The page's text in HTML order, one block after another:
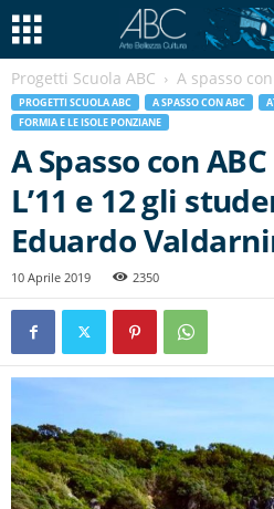
Progetti Scuola ABC A spasso con
PROGETTI SCUOLA ABC A SPASSO CON ABC
FORMIA E LE ISOLE PONZIANE
A Spasso con
L’11 e 12 gli
Eduardo
10 Aprile 2019 2350